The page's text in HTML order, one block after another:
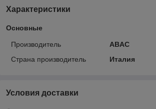
Характеристики
Основные
Производитель
ABAC
Страна производитель
Италия
Условия доставки